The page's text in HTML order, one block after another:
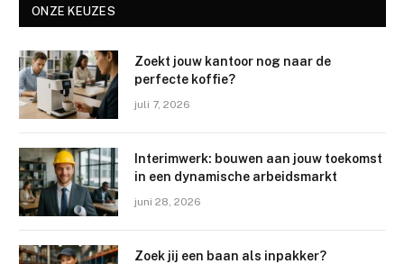
ONZE KEUZES
Zoekt jouw kantoor nog naar de
perfecte koffie?
juli 7, 2026
Interimwerk: bouwen aan jouw toekomst
in een dynamische arbeidsmarkt
juni 28, 2026
Zoek jij een baan als inpakker?